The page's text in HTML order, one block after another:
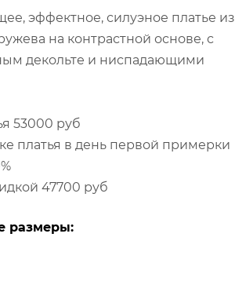
эффектное, силуэное платье из
на контрастной основе, с
декольте и ниспадающими
53000 руб
платья в день первой примерки
47700 руб
размеры: